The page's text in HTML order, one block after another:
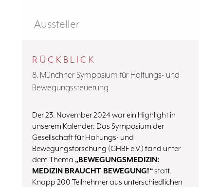
Aussteller
RÜCKBLICK
8. Münchner Symposium für Haltungs- und
Bewegungssteuerung
Der 23. November 2024 war ein Highlight in
unserem Kalender: Das Symposium der
Gesellschaft für Haltungs- und
Bewegungsforschung (GHBF e.V.) fand unter
dem Thema „BEWEGUNGSMEDIZIN:
MEDIZIN BRAUCHT BEWEGUNG!“statt.
Knapp 200 Teilnehmer aus unterschiedlichen